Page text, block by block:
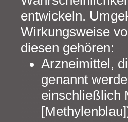
entwickeln.
Wirkungsweise
diesen gehören:
Arzneimittel,
genannt
einschließlich